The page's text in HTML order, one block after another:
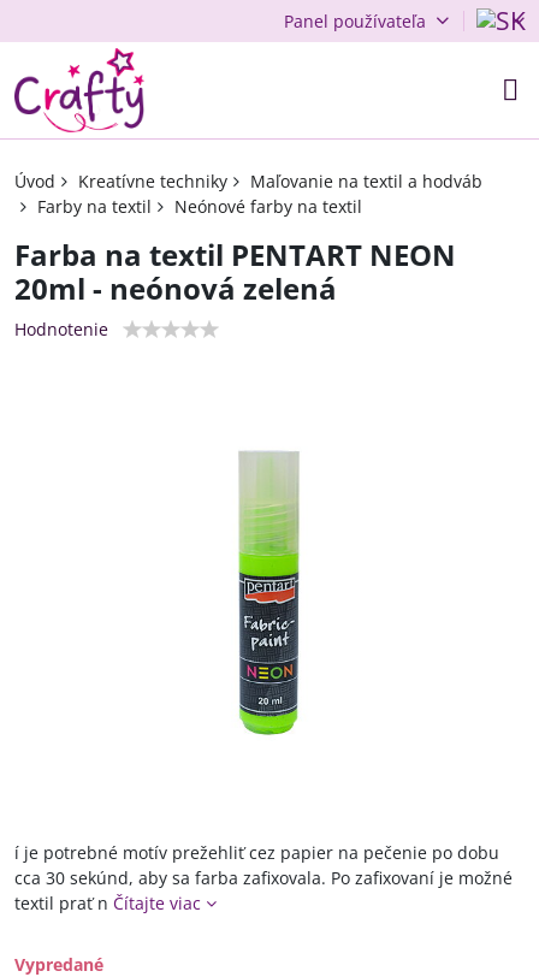
Panel používateľa
Úvod Kreatívne techniky
Maľovanie na textil a hodváb
Farby na textil
Neónové farby na textil
Farba na textil PENTART NEON
20ml - neónová zelená
Hodnotenie
í je potrebné motív prežehliť cez papier na pečenie po dobu
cca 30 sekúnd, aby sa farba zafixovala. Po zafixovaní je možné
textil prať n Čítajte viac
Vypredané